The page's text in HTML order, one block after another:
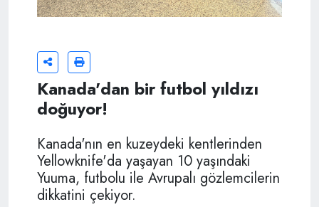
Kanada'dan bir futbol yıldızı
doğuyor!
Kanada'nın en kuzeydeki kentlerinden
Yellowknife'da yaşayan 10 yaşındaki
Yuuma, futbolu ile Avrupalı ​​gözlemcilerin
dikkatini çekiyor.